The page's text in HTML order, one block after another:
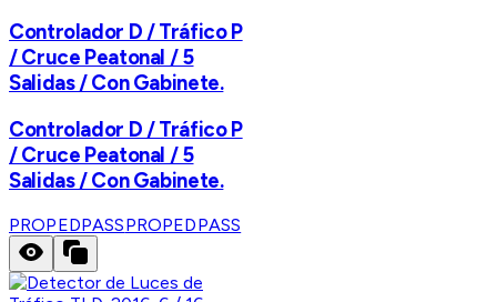
Controlador D / Tráfico P
/ Cruce Peatonal / 5
Salidas / Con Gabinete.
Controlador D / Tráfico P
/ Cruce Peatonal / 5
Salidas / Con Gabinete.
PROPEDPASSPROPEDPASS